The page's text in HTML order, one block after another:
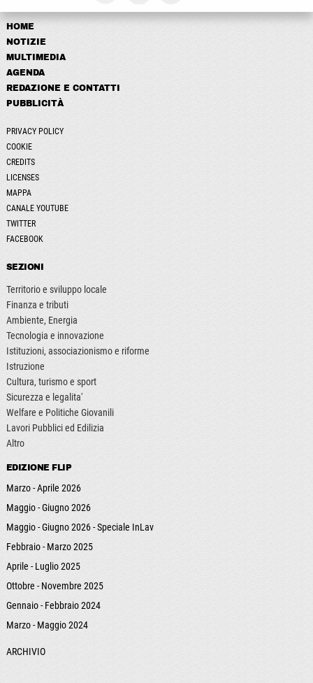
HOME
NOTIZIE
MULTIMEDIA
AGENDA
REDAZIONE E CONTATTI
PUBBLICITÀ
PRIVACY POLICY
COOKIE
CREDITS
LICENSES
MAPPA
CANALE YOUTUBE
TWITTER
FACEBOOK
SEZIONI
Territorio e sviluppo locale
Finanza e tributi
Ambiente, Energia
Tecnologia e innovazione
Istituzioni, associazionismo e riforme
Istruzione
Cultura, turismo e sport
Sicurezza e legalita'
Welfare e Politiche Giovanili
Lavori Pubblici ed Edilizia
Altro
EDIZIONE FLIP
Marzo - Aprile 2026
Maggio - Giugno 2026
Maggio - Giugno 2026 - Speciale InLav
Febbraio - Marzo 2025
Aprile - Luglio 2025
Ottobre - Novembre 2025
Gennaio - Febbraio 2024
Marzo - Maggio 2024
ARCHIVIO